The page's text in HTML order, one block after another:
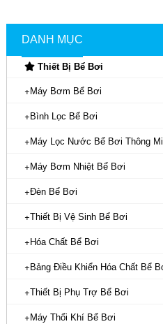
DANH MỤC
Thiết Bị Bể Bơi
Máy Bơm Bể Bơi
Bình Lọc Bể Bơi
Máy Lọc Nước Bể Bơi Thông
Máy Bơm Nhiệt Bể Bơi
Đèn Bể Bơi
Thiết Bị Vệ Sinh Bể Bơi
Hóa Chất Bể Bơi
Bảng Điều Khiển Hóa Chất Bể
Thiết Bị Phụ Trợ Bể Bơi
Máy Thổi Khí Bể Bơi